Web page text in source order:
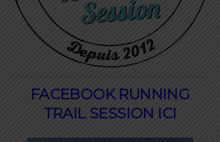
FACEBOOK RUNNING
TRAIL SESSION ICI